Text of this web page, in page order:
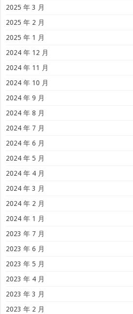
2025 年 3 月
2025 年 2 月
2025 年 1 月
2024 年 12 月
2024 年 11 月
2024 年 10 月
2024 年 9 月
2024 年 8 月
2024 年 7 月
2024 年 6 月
2024 年 5 月
2024 年 4 月
2024 年 3 月
2024 年 2 月
2024 年 1 月
2023 年 7 月
2023 年 6 月
2023 年 5 月
2023 年 4 月
2023 年 3 月
2023 年 2 月